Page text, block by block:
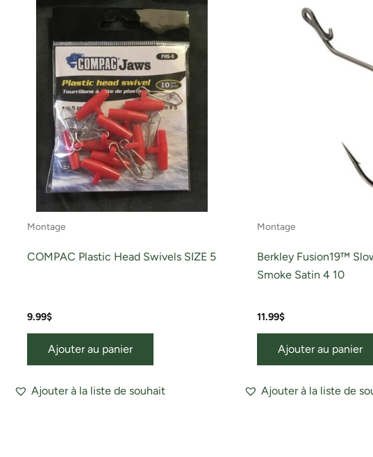
Montage
COMPAC Plastic Head Swivels SIZE 5
9.99$
Ajouter au panier
Ajouter à la liste de souhait
Montage
Berkley Fusion19™
Smoke Satin 4 10
11.99$
Ajouter au panier
Ajouter à la liste de